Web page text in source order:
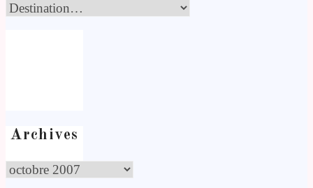
Archives